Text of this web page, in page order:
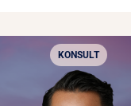
KONSULT